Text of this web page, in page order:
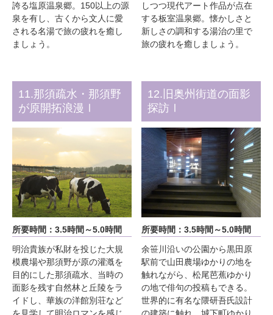
誇る塩原温泉郷。150以上の源
泉を有し、古くから文人に愛
される名湯で旅の疲れを癒し
ましょう。
しつつ現代アート作品が点在
する板室温泉郷。懐かしさと
新しさの調和する湯治の里で
旅の疲れを癒しましょう。
11.那須疏水・那須野
が原開拓浪漫Ⅰ
所要時間：3.5時間～5.0時間
明治貴族が私財を投じた大規
模農場や那須野が原の灌漑を
目的にした那須疏水、当時の
面影を残す自然林と丘陵をラ
イドし、華族の洋館別荘など
12.旧奥州街道の面影
探訪Ⅰ
所要時間：3.5時間～5.0時間
余笹川沿いの公園から黒田原
駅前で山田農場ゆかりの地を
触れながら、松尾芭蕉ゆかり
の地で俳句の投稿もできる。
世界的に有名な隈研吾氏設計